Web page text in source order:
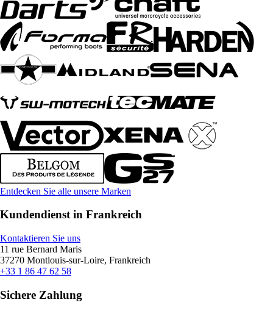
Entdecken Sie alle unsere Marken
Kundendienst in Frankreich
Kontaktieren Sie uns
11 rue Bernard Maris
37270 Montlouis-sur-Loire, Frankreich
+33 1 86 47 62 58
Sichere Zahlung